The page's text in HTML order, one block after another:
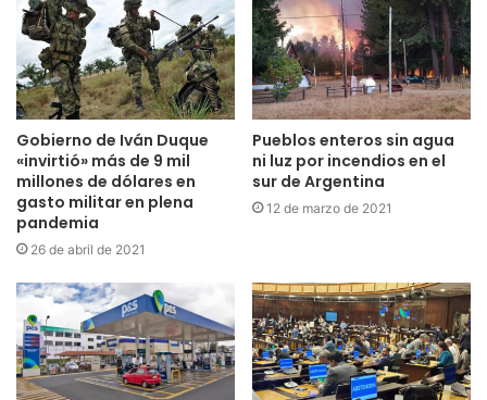
Gobierno de Iván Duque
«invirtió» más de 9 mil
millones de dólares en
gasto militar en plena
pandemia
26 de abril de 2021
Pueblos enteros sin agua
ni luz por incendios en el
sur de Argentina
12 de marzo de 2021